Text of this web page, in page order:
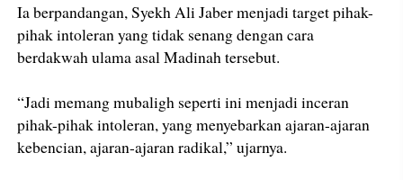
Ia berpandangan, Syekh Ali Jaber menjadi target pihak-
pihak intoleran yang tidak senang dengan cara
berdakwah ulama asal Madinah tersebut.
“Jadi memang mubaligh seperti ini menjadi inceran
pihak-pihak intoleran, yang menyebarkan ajaran-ajaran
kebencian, ajaran-ajaran radikal,” ujarnya.